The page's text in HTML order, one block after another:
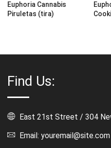
Euphoria Cannabis
Piruletas (tira)
Find Us:
East 21st Street / 304
Email: youremail@site.com